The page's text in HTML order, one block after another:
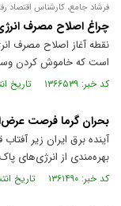
فرشاد جامع، کارشناس اقتصاد
چراغ اصلاح مصرف
نقطه آغاز اصلاح مصرف
است که خاموش کردن
کد خبر: ۱۳۶۶۵۳۹ تاریخ انتشار : ۱۴۰۵/۰۴/۱۱
بحران گرما فرصت
آینده برق ایران زیر
بهره‌مندی از انرژی‌های
کد خبر: ۱۳۶۱۴۹۰ تاریخ انتشار : ۱۴۰۵/۰۳/۱۳